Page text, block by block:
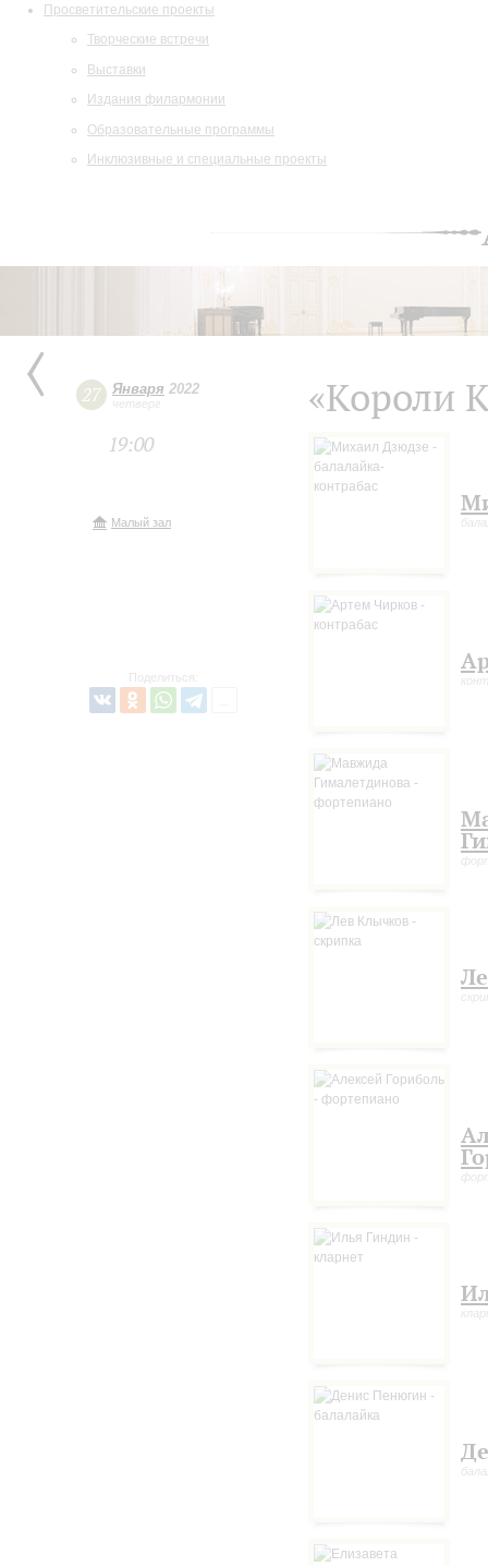
Просветительские проекты
Творческие встречи
Выставки
Издания филармонии
Образовательные программы
Инклюзивные и специальные проекты
27 Января 2022
четверг
19:00
Малый зал
Поделиться:
«Короли